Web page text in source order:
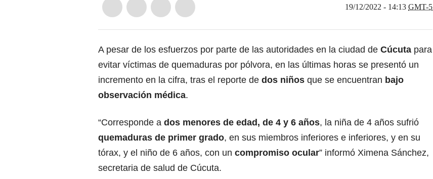
19/12/2022 - 14:13 GMT-5
A pesar de los esfuerzos por parte de las autoridades en la ciudad de Cúcuta para
evitar víctimas de quemaduras por pólvora, en las últimas horas se presentó un
incremento en la cifra, tras el reporte de dos niños que se encuentran bajo
observación médica.
“Corresponde a dos menores de edad, de 4 y 6 años, la niña de 4 años sufrió
quemaduras de primer grado, en sus miembros inferiores e inferiores, y en su
tórax, y el niño de 6 años, con un compromiso ocular” informó Ximena Sánchez,
secretaria de salud de Cúcuta.